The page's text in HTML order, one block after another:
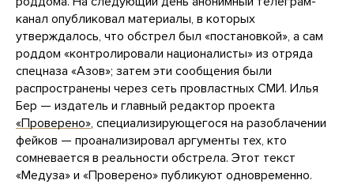
канал опубликовал материалы, в которых
утверждалось, что обстрел был «постановкой», а сам
роддом «контролировали националисты» из отряда
спецназа «Азов»; затем эти сообщения были
распространены через сеть провластных СМИ. Илья
Бер — издатель и главный редактор проекта
«Проверено», специализирующегося на разоблачении
фейков — проанализировал аргументы тех, кто
сомневается в реальности обстрела. Этот текст
«Медуза» и «Проверено» публикуют одновременно.